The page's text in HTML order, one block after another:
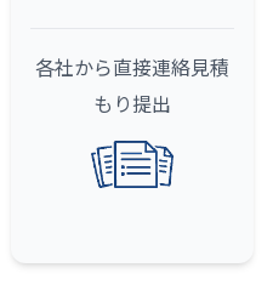
各社から直接連絡見積
もり提出